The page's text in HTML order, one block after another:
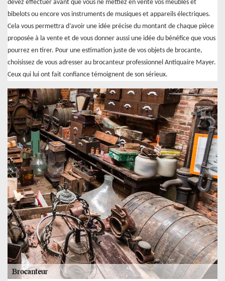
devez effectuer avant que vous ne mettiez en vente vos meubles et
bibelots ou encore vos instruments de musiques et appareils électriques.
Cela vous permettra d’avoir une idée précise du montant de chaque pièce
proposée à la vente et de vous donner aussi une idée du bénéfice que vous
pourrez en tirer. Pour une estimation juste de vos objets de brocante,
choisissez de vous adresser au brocanteur professionnel Antiquaire Mayer.
Ceux qui lui ont fait confiance témoignent de son sérieux.